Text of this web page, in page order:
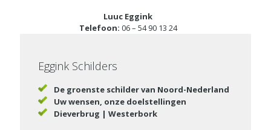
Luuc Eggink
Telefoon: 06 – 54 90 13 24
Eggink Schilders
De groenste schilder van Noord-Nederland
Uw wensen, onze doelstellingen
Dieverbrug | Westerbork